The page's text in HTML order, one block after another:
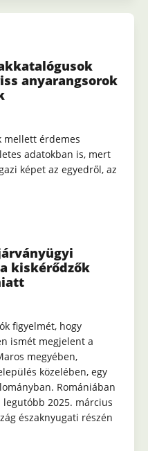
anyarangsorok
mellett érdemes
adatokban is, mert
képet az egyedről, az
kiskérődzők
figyelmét, hogy
ismét megjelent a
megyében,
közelében, egy
Romániában
2025. március
északnyugati részén